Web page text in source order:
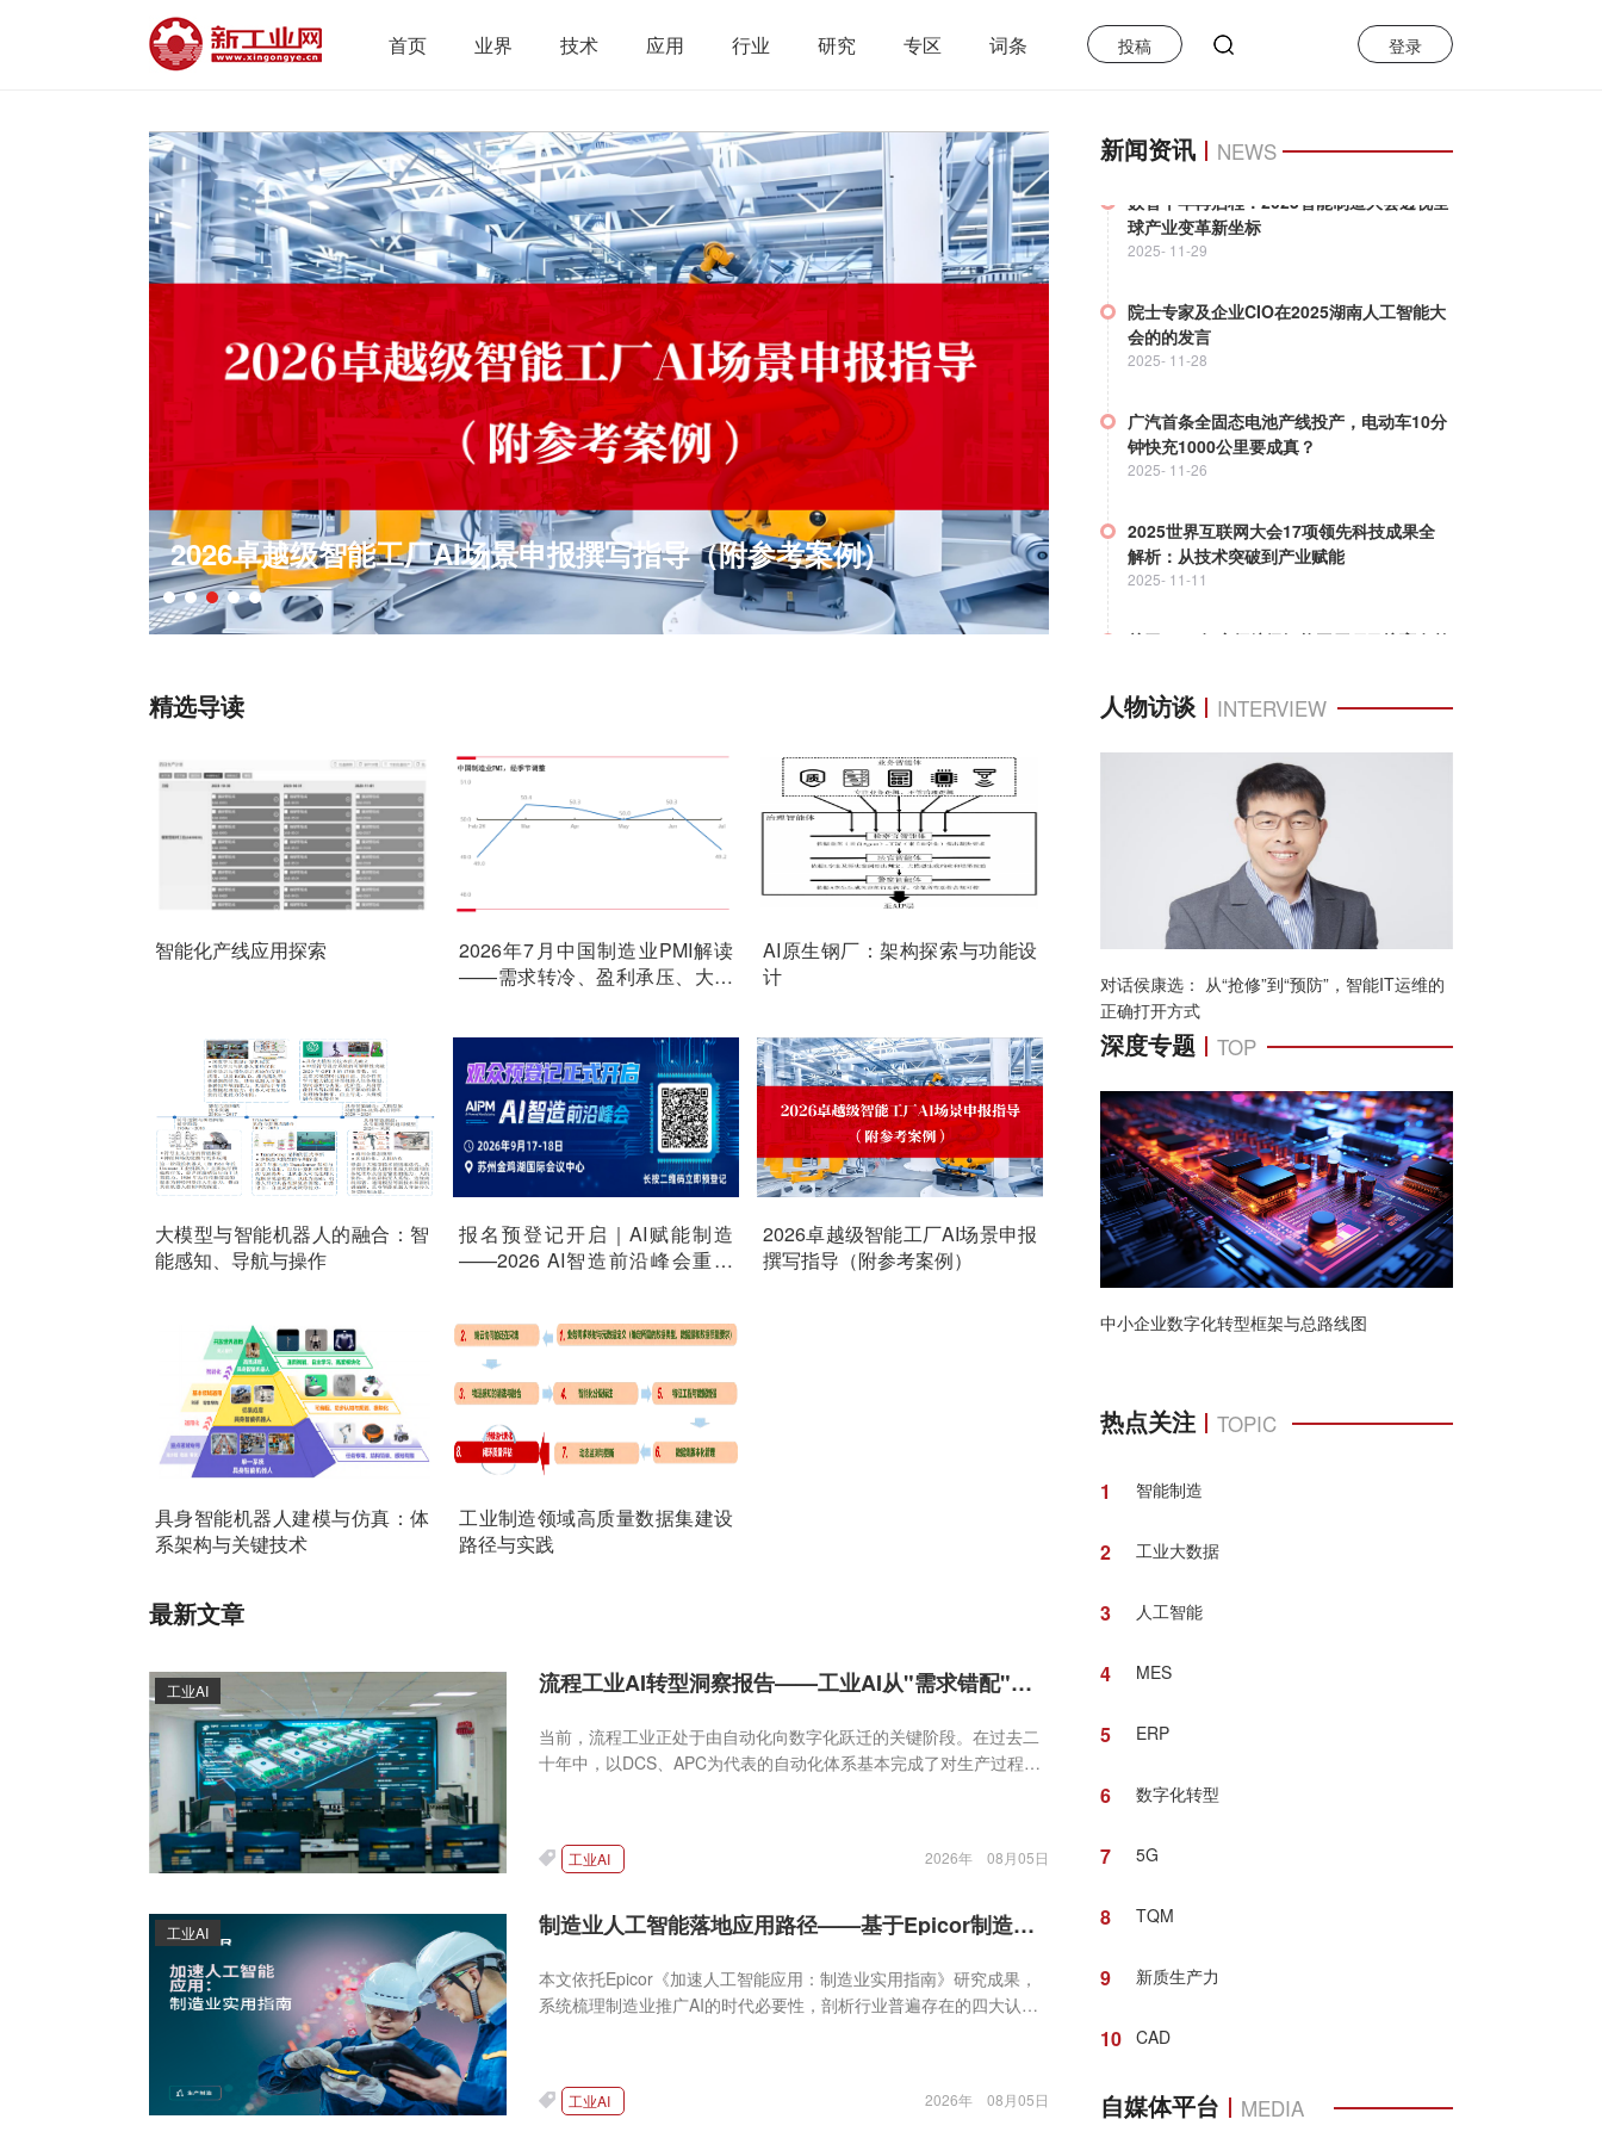
首页 业界 技术 应用 行业 研究 专区 词条 投稿 登录
告别库存混乱与效率瓶颈，Zebra RFID 让制造与物流智赢未来 2026荆州智能制造工程师（中级）职业
新闻资讯 NEWS
国际智能制造联盟(ICIM)发布：2025世界智
球产业变革新坐标
2025- 11-29
会的的发言
2025-11-28
钟快充1000公里要成真？
2025-11-26
解析：从技术突破到产业赋能
2025- 11-11
的公示
2025湾芯展在深圳开幕
2025-10-15
2026世界人工智能大会前瞻：以AI为伙伴，
共创全域智能新未来
07-15
安徽省2026年度先进级智能工厂名单公示
2026荆州智能制造工程师（中级）职业能力
2026-05-10
工业和信息化部办公厅关于印发《工业场景
数据要素应用参考指引》的通知
2026-04-29
工业和信息化部办公厅关于启动工业数据筑
数据集建设先行先试的通知
精选导读
智能化产线应用探索
2026年7月中国制造业PMI解读
——需求转冷、盈利承压、大小
AI原生钢厂：架构探索与功能设
计
大模型与智能机器人的融合：智
能感知、导航与操作
报名预登记开启｜AI赋能制造
——2026 AI智造前沿峰会重磅
2026卓越级智能工厂AI场景申报
撰写指导（附参考案例）
具身智能机器人建模与仿真：体
系架构与关键技术
工业制造领域高质量数据集建设
路径与实践
最新文章
工业AI 流程工业AI转型洞察报告——工业AI从"需求错配"到"真实破局"的调研与实践
当前，流程工业正处于由自动化向数字化跃迁的关键阶段。在过去二
十年中，以DCS、APC为代表的自动化体系基本完成了对生产过程的
工业AI 2026年 08月05日
工业AI 制造业人工智能落地应用路径——基于Epicor制造业AI实用指南
本文依托Epicor《加速人工智能应用：制造业实用指南》研究成果，
系统梳理制造业推广AI的时代必要性，剖析行业普遍存在的四大认知
划框架。
工业AI 2026年 08月05日
人物访谈 INTERVIEW
对话侯康选： 从“抢修”到“预防”，智能IT运维的
正确打开方式
深度专题 TOP
中小企业数字化转型框架与总路线图
热点关注 TOPIC
1 智能制造
2 工业大数据
3 人工智能
4 MES
5 ERP
6 数字化转型
7 5G
8 TQM
9 新质生产力
10 CAD
自媒体平台 MEDIA